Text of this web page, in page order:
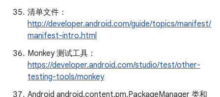
清单文件：
http://developer.android.com/guide/topics/manifest/
manifest-intro.html
Monkey 测试工具：
https://developer.android.com/studio/test/other-
testing-tools/monkey
Android android.content.pm.PackageManager 类和